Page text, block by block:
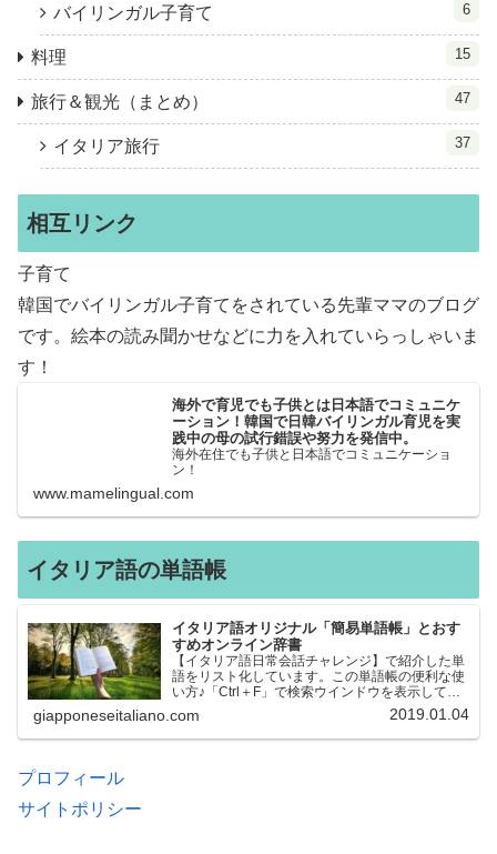
バイリンガル子育て 6
料理 15
旅行＆観光（まとめ） 47
イタリア旅行 37
相互リンク
子育て
韓国でバイリンガル子育てをされている先輩ママのブログ
です。絵本の読み聞かせなどに力を入れていらっしゃいま
す！
海外で育児でも子供とは日本語でコミュニケ
ーション！韓国で日韓バイリンガル育児を実
践中の母の試行錯誤や努力を発信中。
海外在住でも子供と日本語でコミュニケーショ
ン！
www.mamelingual.com
イタリア語の単語帳
イタリア語オリジナル「簡易単語帳」とおす
すめオンライン辞書
【イタリア語日常会話チャレンジ】で紹介した単
語をリスト化しています。この単語帳の便利な使
い方♪「Ctrl＋F」で検索ウインドウを表示して、
知りたい単語を探すことができます。イタリア語
→日本語、日本語→イタリア語 どちらでも検索
できるので、良…
giapponeseitaliano.com 2019.01.04
プロフィール
サイトポリシー